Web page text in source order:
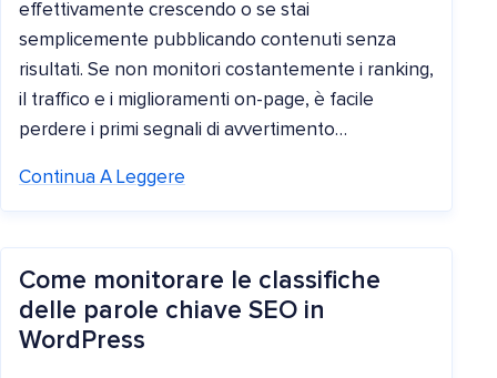
effettivamente crescendo o se stai
semplicemente pubblicando contenuti senza
risultati. Se non monitori costantemente i ranking,
il traffico e i miglioramenti on-page, è facile
perdere i primi segnali di avvertimento…
Continua A Leggere
Come monitorare le classifiche
delle parole chiave SEO in
WordPress